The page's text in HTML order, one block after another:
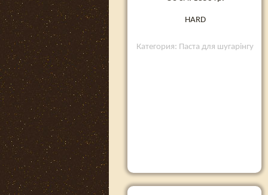
HARD
Категория: Паста для шугарінгу